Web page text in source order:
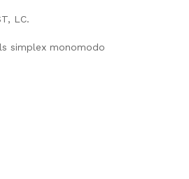
LC.
simplex monomodo